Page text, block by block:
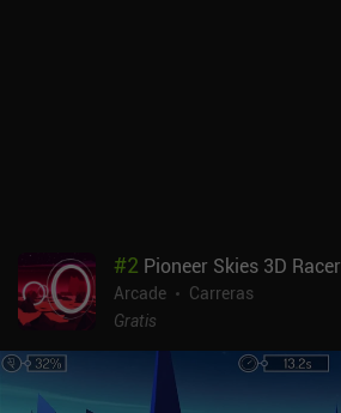
#2 Pioneer Skies 3D Racer
Arcade
Carreras
Gratis